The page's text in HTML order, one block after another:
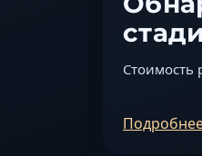
Стоимость